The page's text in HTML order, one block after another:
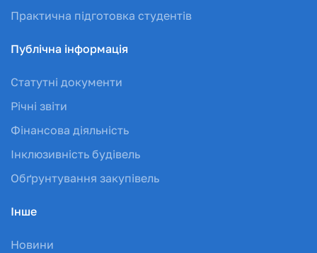
Практична підготовка студентів
Публічна інформація
Статутні документи
Річні звіти
Фінансова діяльність
Інклюзивність будівель
Обґрунтування закупівель
Інше
Новини